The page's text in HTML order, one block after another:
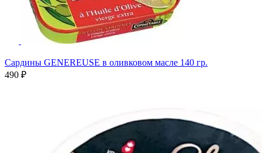
Сардины GENEREUSE в оливковом масле 140 гр.
490 ₽